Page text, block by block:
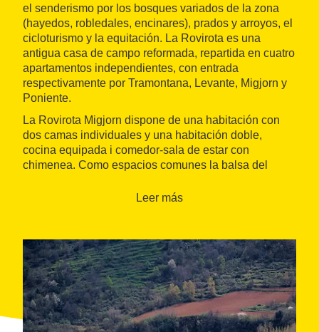
el senderismo por los bosques variados de la zona
(hayedos, robledales, encinares), prados y arroyos, el
cicloturismo y la equitación. La Rovirota es una
antigua casa de campo reformada, repartida en cuatro
apartamentos independientes, con entrada
respectivamente por Tramontana, Levante, Migjorn y
Poniente.
La Rovirota Migjorn dispone de una habitación con
dos camas individuales y una habitación doble,
cocina equipada i comedor-sala de estar con
chimenea. Como espacios comunes la balsa del
de recepción, barbacoas y unas 50 hectáreas de
Leer más